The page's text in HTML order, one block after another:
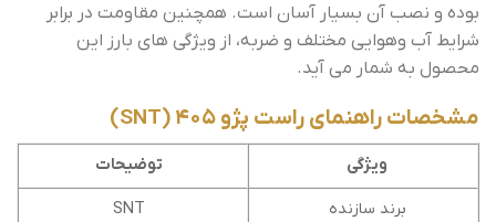
بوده و نصب آن بسیار آسان است. همچنین مقاومت در برابر
شرایط آب وهوایی مختلف و ضربه، از ویژگی های بارز این
محصول به شمار می آید.
مشخصات راهنمای راست پژو 405 (SNT)
ویژگی توضیحات
برند سازنده SNT